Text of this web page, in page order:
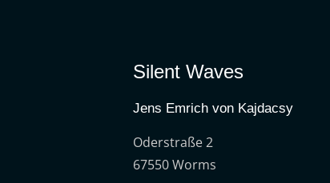
Silent Waves
Jens Emrich von Kajdacsy
Oderstraße 2
67550 Worms